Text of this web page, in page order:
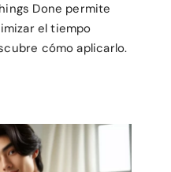
Done permite
el tiempo
cómo aplicarlo.